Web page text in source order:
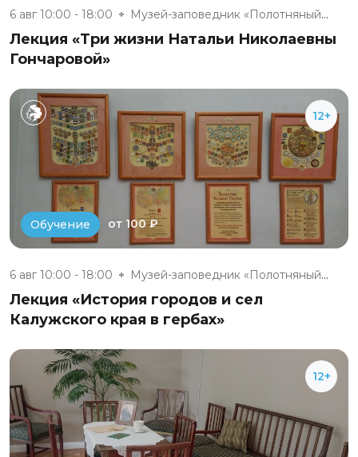
6 авг 10:00 - 18:00 Музей-заповедник «Полотняный З...
Лекция «Три жизни Натальи Николаевны
Гончаровой»
12+
Обучение от 100 ₽
6 авг 10:00 - 18:00 Музей-заповедник «Полотняный З...
Лекция «История городов и сел
Калужского края в гербах»
12+